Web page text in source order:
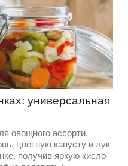
универсальная
овощного ассорти.
цветную капусту и лук
получив яркую кисло-